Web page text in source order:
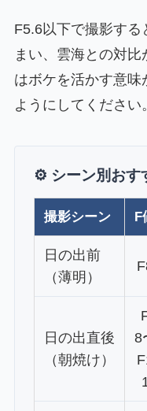
F5.6以下で撮影する
まい、雲海との対
はボケを活かす意
ようにしてください。
⚙️ シーン別おす
撮影シーン F
日の出前
（薄明）
日の出直後
（朝焼け）
8